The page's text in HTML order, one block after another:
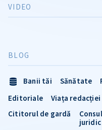
VIDEO
BLOG
Banii tăi Sănătate
Editoriale
Viața redacției
Cititorul de gardă
juridic